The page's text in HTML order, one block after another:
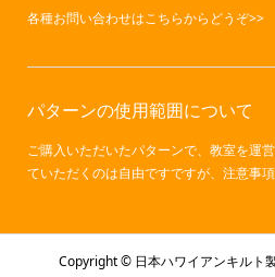
各種お問い合わせはこちらからどうぞ>>
パターンの使用範囲について
ご購入いただいたパターンで、教室を運
ていただくのは自由ですですが、 注意事項
Copyright ©日本ハワイアンキルト